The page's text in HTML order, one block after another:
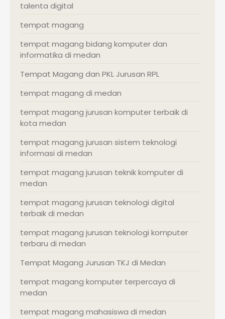
talenta digital
tempat magang
tempat magang bidang komputer dan
informatika di medan
Tempat Magang dan PKL Jurusan RPL
tempat magang di medan
tempat magang jurusan komputer terbaik di
kota medan
tempat magang jurusan sistem teknologi
informasi di medan
tempat magang jurusan teknik komputer di
medan
tempat magang jurusan teknologi digital
terbaik di medan
tempat magang jurusan teknologi komputer
terbaru di medan
Tempat Magang Jurusan TKJ di Medan
tempat magang komputer terpercaya di
medan
tempat magang mahasiswa di medan